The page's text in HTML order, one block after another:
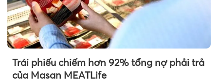
Trái phiếu chiếm hơn 92% tổng nợ phải trả
của Masan MEATLife